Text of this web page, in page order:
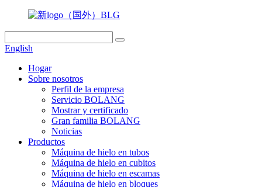
English
Hogar
Sobre nosotros
Perfil de la empresa
Servicio BOLANG
Mostrar y certificado
Gran familia BOLANG
Noticias
Productos
Máquina de hielo en tubos
Máquina de hielo en cubitos
Máquina de hielo en escamas
Máquina de hielo en bloques